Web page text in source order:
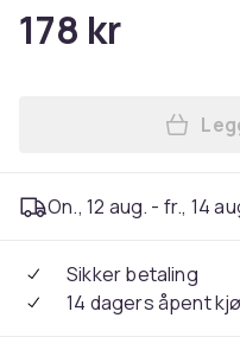
178 kr
On., 12 aug. - fr., 14
Sikker betaling
14 dagers åpent